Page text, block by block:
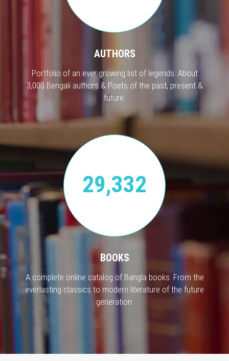
AUTHORS
Portfolio of an ever growing list of legends. About
3,000 Bengali authors & Poets of the past, present &
future.
29,332
BOOKS
A complete online catalog of Bangla books. From the
everlasting classics to modern literature of the future
generation.